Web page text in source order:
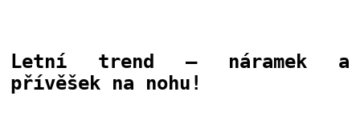
Letní trend – náramek a
přívěšek na nohu!